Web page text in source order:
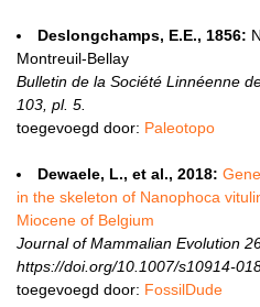
Deslongchamps, E.E., 1856:
Montreuil-Bellay
Bulletin de la Société Linnéenne
103, pl. 5.
toegevoegd door: Paleotopo
Dewaele, L., et al., 2018:
in the skeleton of Nanophoca
Miocene of Belgium
Journal of Mammalian Evolution
https://doi.org/10.1007/s10914-
toegevoegd door: FossilDude